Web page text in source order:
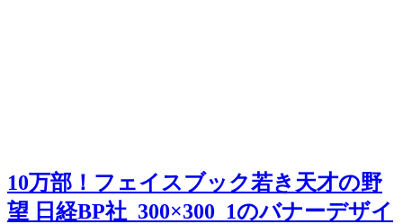
10万部！フェイスブック若き天才の野
望 日経BP社_300×300_1のバナーデザイ